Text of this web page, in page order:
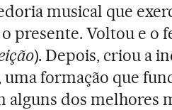
musical que
presente. Voltou e o
). Depois, criou a
uma formação que
alguns dos melhores